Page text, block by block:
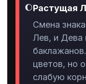
🌔Растущая
Смена
Лев, и Дева
цветов, но
слабую